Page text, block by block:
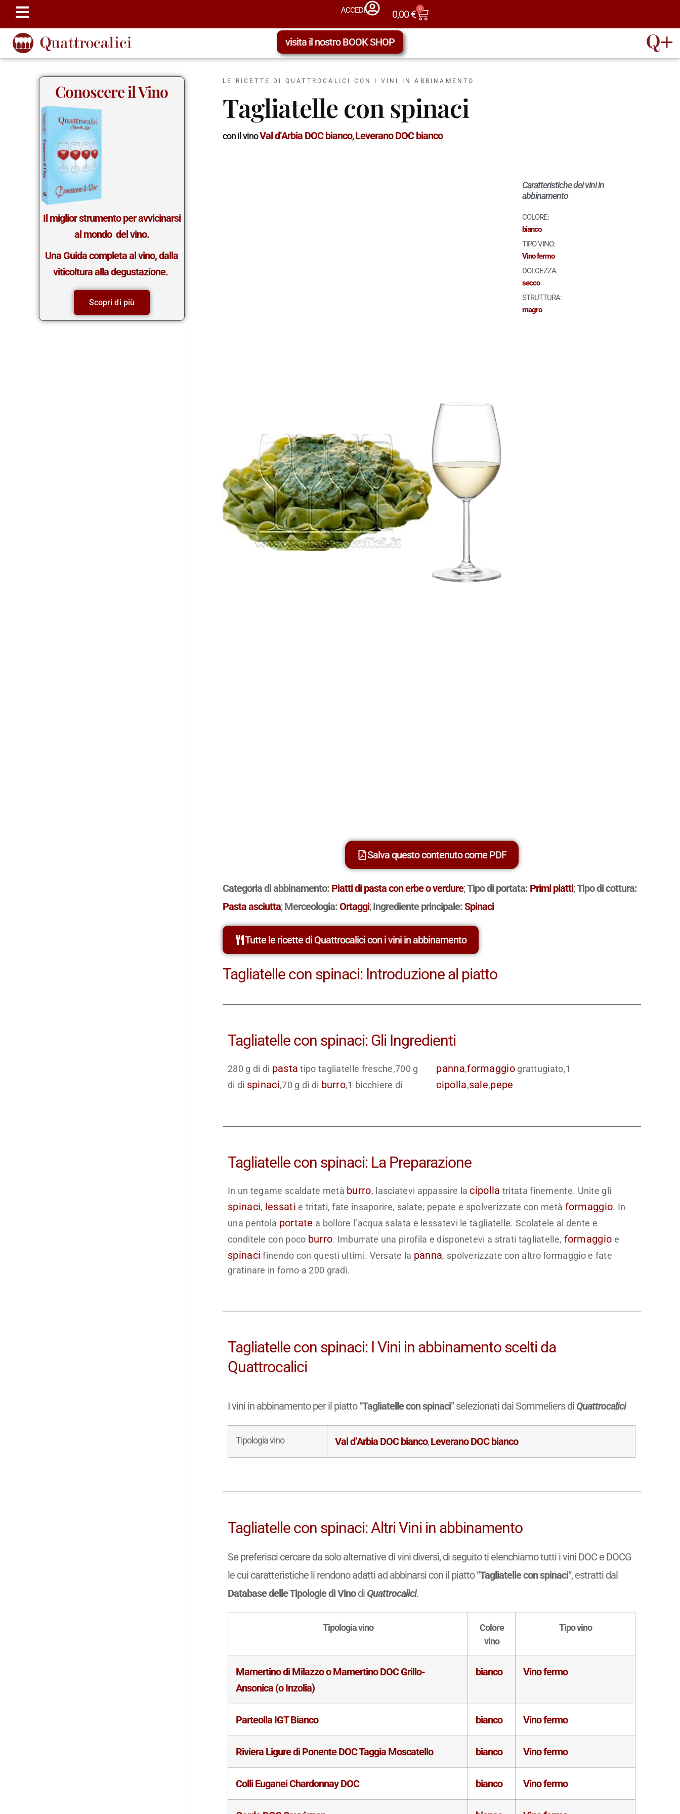
ACCEDI 0,00€ 0
visita il nostro BOOK SHOP
Conoscere il Vino
Il miglior strumento per avvicinarsi
al mondo del vino.
Una Guida completa al vino, dalla
viticoltura alla degustazione.
Scopri di più
LE RICETTE DI QUATTROCALICI CON I VINI IN ABBINAMENTO
Tagliatelle con spinaci
con il vinoVal d’Arbia DOC bianco,Leverano DOC bianco
Caratteristiche dei vini in
abbinamento
COLORE:
bianco
TIPO VINO:
Vino fermo
DOLCEZZA:
secco
STRUTTURA:
magro
Salva questo contenuto come PDF
Categoria di abbinamento: Piatti di pasta con erbe o verdure;Tipo di portata: Primi piatti;Tipo di cottura:
Pasta asciutta;Merceologia:Ortaggi;Ingrediente principale:Spinaci
Tutte le ricette di Quattrocalici con i vini in abbinamento
Tagliatelle con spinaci: Introduzione al piatto
Tagliatelle con spinaci: Gli Ingredienti
280 g di di pasta tipo tagliatelle fresche,700 g
di di spinaci,70 g di di burro,1 bicchiere di
panna,formaggiograttugiato,1
cipolla,sale,pepe
Tagliatelle con spinaci: La Preparazione
In un tegame scaldate metà burro, lasciatevi appassire la cipolla tritata finemente. Unite gli
spinaci, lessati e tritati, fate insaporire, salate, pepate e spolverizzate con metà formaggio. In
una pentola portate a bollore l’acqua salata e lessatevi le tagliatelle. Scolatele al dente e
conditele con poco burro. Imburrate una pirofila e disponetevi a strati tagliatelle, formaggio e
spinaci finendo con questi ultimi. Versate la panna, spolverizzate con altro formaggio e fate
gratinare in forno a 200 gradi.
Tagliatelle con spinaci: I Vini in abbinamento scelti da
Quattrocalici
I vini in abbinamento per il piatto “Tagliatelle con spinaci” selezionati dai Sommeliers di Quattrocalici
Tipologia vino Val d’Arbia DOC bianco,Leverano DOC bianco
Tagliatelle con spinaci: Altri Vini in abbinamento
Se preferisci cercare da solo alternative di vini diversi, di seguito ti elenchiamo tutti i vini DOC e DOCG
le cui caratteristiche li rendono adatti ad abbinarsi con il piatto “Tagliatelle con spinaci“, estratti dal
Database delle Tipologie di Vinodi Quattrocalici.
Tipologia vino
Colore
vino
Tipo vino
Mamertino di Milazzo o Mamertino DOC Grillo-
Ansonica (o Inzolia)
bianco Vino fermo
Parteolla IGT Bianco bianco Vino fermo
Riviera Ligure di Ponente DOC Taggia Moscatello bianco Vino fermo
Colli Euganei Chardonnay DOC bianco Vino fermo